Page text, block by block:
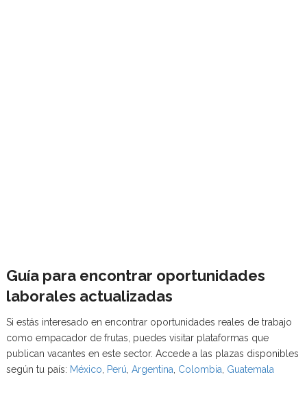
Guía para encontrar oportunidades
laborales actualizadas
Si estás interesado en encontrar oportunidades reales de trabajo
como empacador de frutas, puedes visitar plataformas que
publican vacantes en este sector. Accede a las plazas disponibles
según tu país: México Perú Argentina Colombia Guatemala